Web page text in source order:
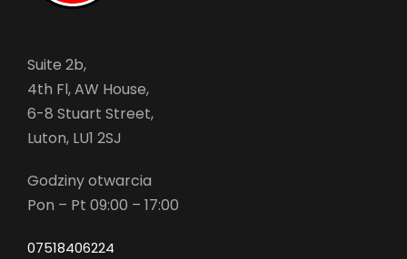
Suite 2b,
4th Fl, AW House,
6-8 Stuart Street,
Luton, LU1 2SJ
Godziny otwarcia
Pon – Pt 09:00 – 17:00
07518406224